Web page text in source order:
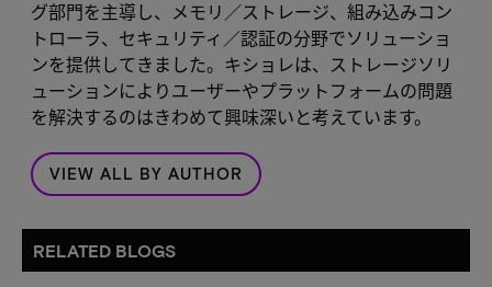
グ部門を主導し、メモリ／ストレージ、組み込みコン
トローラ、セキュリティ／認証の分野でソリューショ
ンを提供してきました。キショレは、ストレージソリ
ューションによりユーザーやプラットフォームの問題
を解決するのはきわめて興味深いと考えています。
VIEW ALL BY AUTHOR
RELATED BLOGS